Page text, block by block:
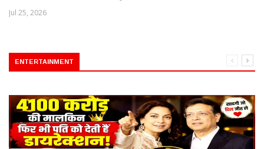
Jul 25, 2026
ENTERTAINMENT